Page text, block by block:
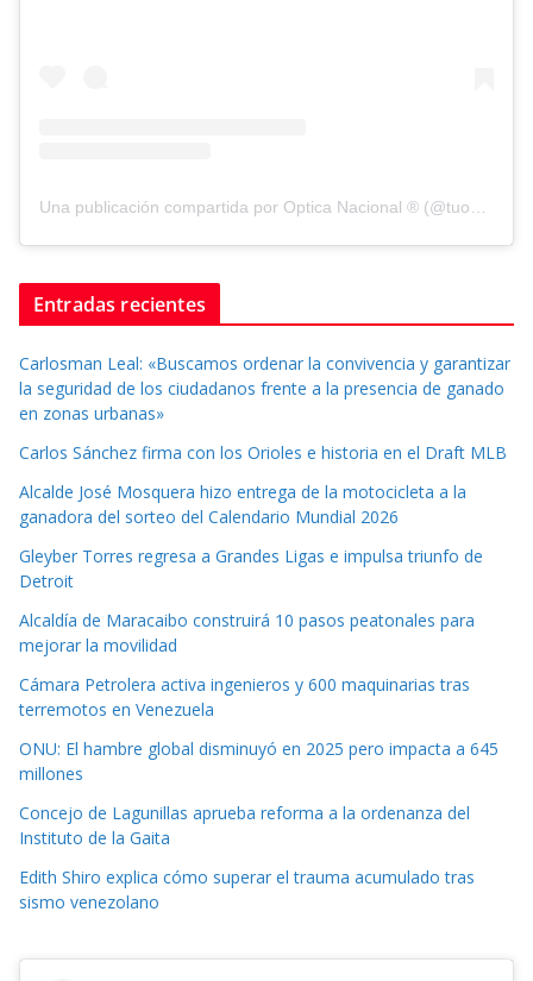
Una publicación compartida por Optica Nacional ® (@tuopticanacional)
Entradas recientes
Carlosman Leal: «Buscamos ordenar la convivencia y garantizar
la seguridad de los ciudadanos frente a la presencia de ganado
en zonas urbanas»
Carlos Sánchez firma con los Orioles e historia en el Draft MLB
Alcalde José Mosquera hizo entrega de la motocicleta a la
ganadora del sorteo del Calendario Mundial 2026
Gleyber Torres regresa a Grandes Ligas e impulsa triunfo de
Detroit
Alcaldía de Maracaibo construirá 10 pasos peatonales para
mejorar la movilidad
Cámara Petrolera activa ingenieros y 600 maquinarias tras
terremotos en Venezuela
ONU: El hambre global disminuyó en 2025 pero impacta a 645
millones
Concejo de Lagunillas aprueba reforma a la ordenanza del
Instituto de la Gaita
Edith Shiro explica cómo superar el trauma acumulado tras
sismo venezolano